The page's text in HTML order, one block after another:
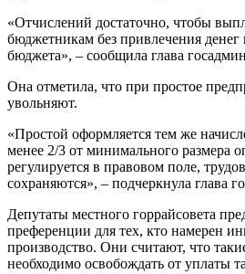
«Отчислений достаточно, чтобы
бюджетникам без привлечения денег
бюджета», – сообщила глава
Она отметила, что при простое
увольняют.
«Простой оформляется тем же
менее 2/3 от минимального размера
регулируется в правовом поле,
сохраняются», – подчеркнула глава
Депутаты местного горрайсовета
преференции для тех, кто намерен
производство. Они считают, что
необходимо освобождать от уплаты